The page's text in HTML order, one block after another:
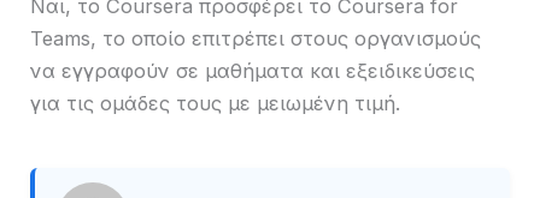
Ναι, το Coursera προσφέρει το Coursera for
Teams, το οποίο επιτρέπει στους οργανισμούς
να εγγραφούν σε μαθήματα και εξειδικεύσεις
για τις ομάδες τους με μειωμένη τιμή.